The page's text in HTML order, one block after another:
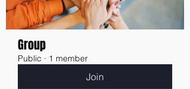
Group
Public · 1 member
Join